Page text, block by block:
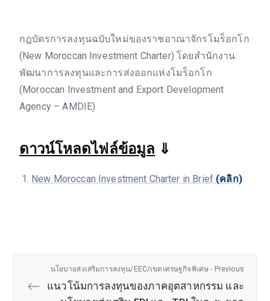
กฎบัตรการลงทุนฉบับใหม่ของราชอาณาจักรโมร็อกโก
(New Moroccan Investment Charter) โดยสำนักงาน
พัฒนาการลงทุนและการส่งออกแห่งโมร็อกโก
(Moroccan Investment and Export Development
Agency – AMDIE)
ดาวน์โหลดไฟล์ข้อมูล ⇓
New Moroccan Investment Charter in Brief (คลิก)
นโยบายส่งเสริมการลงทุน/EEC/เขตเศรษฐกิจพิเศษ - Previous
แนวโน้มการลงทุนของภาคอุตสาหกรรม และ